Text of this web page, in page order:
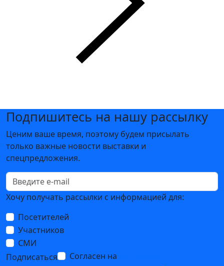
Подпишитесь на нашу рассылку
Ценим ваше время, поэтому будем присылать
только важные новости выставки и
спецпредложения.
Хочу получать рассылки с информацией для:
Посетителей
Участников
СМИ
Подписаться
Согласен на